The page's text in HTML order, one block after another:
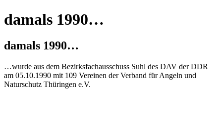
damals 1990…
damals 1990…
…wurde aus dem Bezirksfachausschuss Suhl des DAV der DDR
am 05.10.1990 mit 109 Vereinen der Verband für Angeln und
Naturschutz Thüringen e.V.